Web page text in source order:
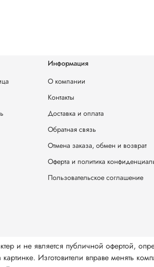
Информация
О компании
Контакты
Доставка и оплата
Обратная связь
Отмена заказа, обмен и возврат
Оферта и политика
Пользовательское соглашение
и не является публичной офертой,
Изготовители вправе менять